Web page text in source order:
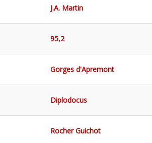
J.A. Martin
95,2
Gorges d'Apremont
Diplodocus
Rocher Guichot